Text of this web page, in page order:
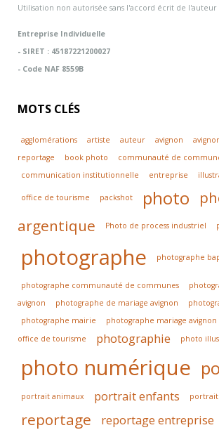
Utilisation non autorisée sans l'accord écrit de l'auteur
Entreprise Individuelle
- SIRET : 45187221200027
- Code NAF 8559B
MOTS CLÉS
agglomérations artiste auteur avignon
reportage
book photo communauté de
communication institutionnelle
entreprise
office de tourisme packshot photo
argentique
Photo de process industriel
photographe photographe
photographe communauté de communes
avignon
photographe de mariage avignon
photographe mairie
photographe mariage avignon
office de tourisme
photographie photo
photo numérique
portrait animaux portrait enfants
reportage reportage entreprise